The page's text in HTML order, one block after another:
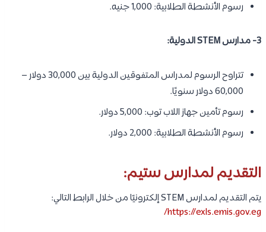
رسوم الأنشطة الطلابية: 1,000 جنيه.
3- مدارس STEM الدولية:
تتراوح الرسوم لمدراس المتفوقين الدولية بين 30,000 دولار –
60,000 دولار سنويًا.
رسوم تأمين جهاز اللاب توب: 5,000 دولار.
رسوم الأنشطة الطلابية: 2,000 دولار.
التقديم لمدارس ستيم:
يتم التقديم لمدارس STEM إلكترونيًا من خلال الرابط التالي:
https://exls.emis.gov.eg/